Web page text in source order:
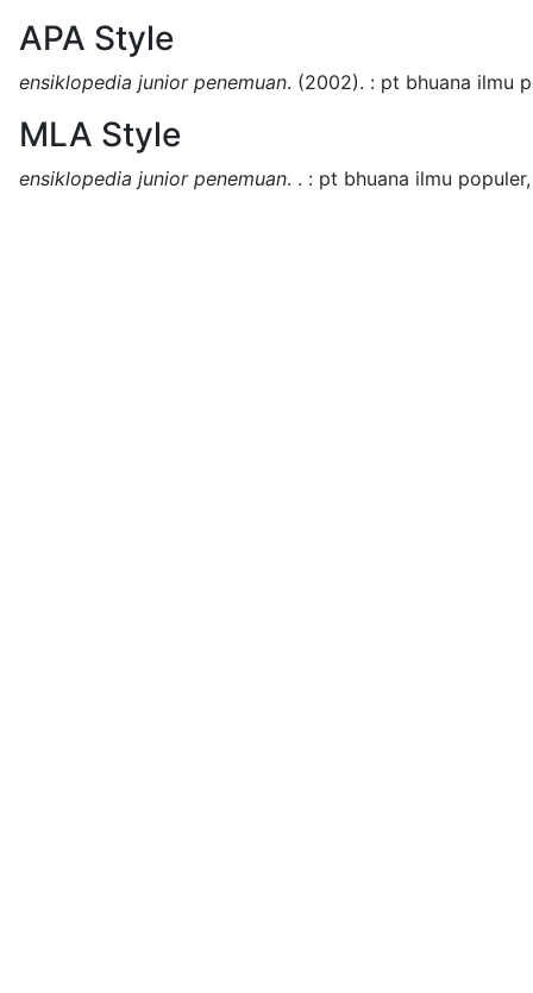
APA Style
ensiklopedia junior penemuan. (2002). : pt bhuana ilmu
MLA Style
ensiklopedia junior penemuan. . : pt bhuana ilmu populer,